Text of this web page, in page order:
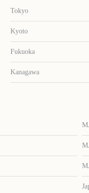
Tokyo
Kyoto
Fukuoka
Kanagawa